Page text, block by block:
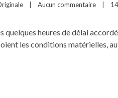
Aucun commentaire
quelques heures de délai
les conditions matérielles,